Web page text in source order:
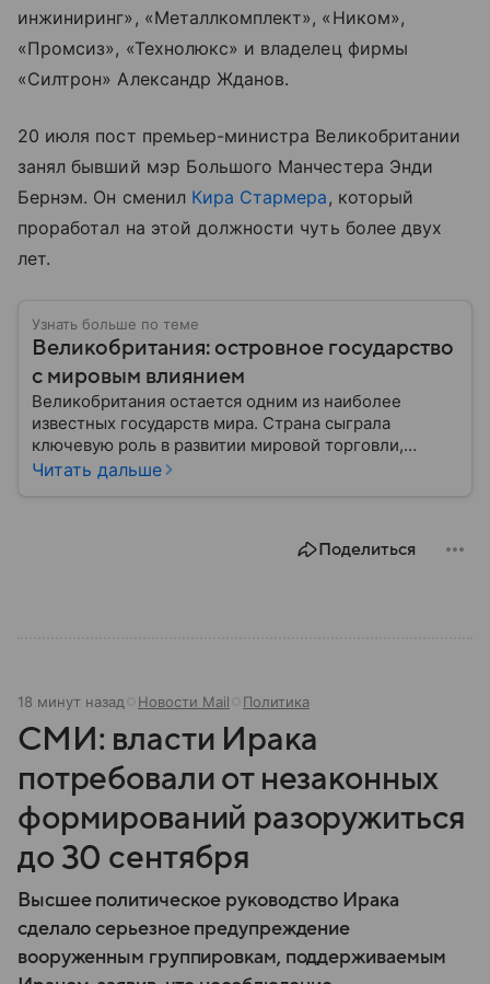
инжиниринг», «Металлкомплект», «Ником»,
«Промсиз», «Технолюкс» и владелец фирмы
«Силтрон» Александр Жданов.
20 июля пост премьер-министра Великобритании
занял бывший мэр Большого Манчестера Энди
Бернэм. Он сменил Кира Стармера, который
проработал на этой должности чуть более двух
лет.
Узнать больше по теме
Великобритания: островное государство
с мировым влиянием
Великобритания остается одним из наиболее
известных государств мира. Страна сыграла
ключевую роль в развитии мировой торговли,
промышленности, науки и международных
Читать дальше
Поделиться
18 минут назад Новости Mail Политика
СМИ: власти Ирака
потребовали от незаконных
формирований разоружиться
до 30 сентября
Высшее политическое руководство Ирака
сделало серьезное предупреждение
вооруженным группировкам, поддерживаемым